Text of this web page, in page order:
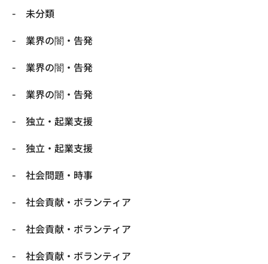
未分類
業界の闇・告発
業界の闇・告発
業界の闇・告発
独立・起業支援
独立・起業支援
社会問題・時事
社会貢献・ボランティア
社会貢献・ボランティア
社会貢献・ボランティア